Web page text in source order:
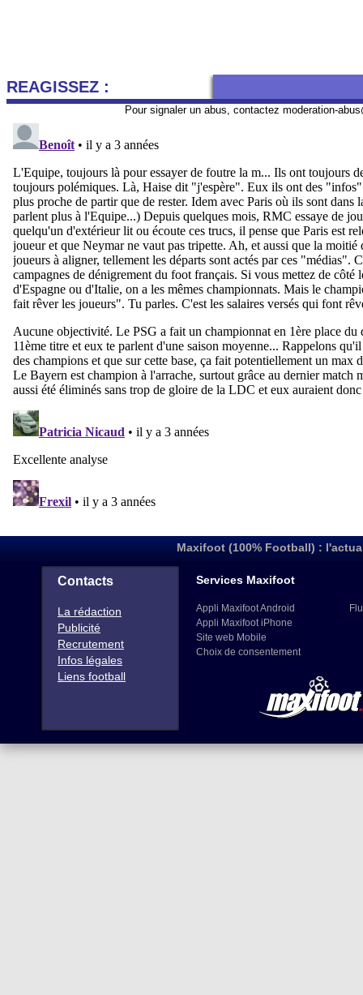
REAGISSEZ :
Pour signaler un abus, contactez moderation-
Maxifoot (100% Football) :
Contacts
La rédaction
Publicité
Recrutement
Infos légales
Liens football
Services Maxifoot
Appli Maxifoot Android
Appli Maxifoot iPhone
Site web Mobile
Choix de consentement